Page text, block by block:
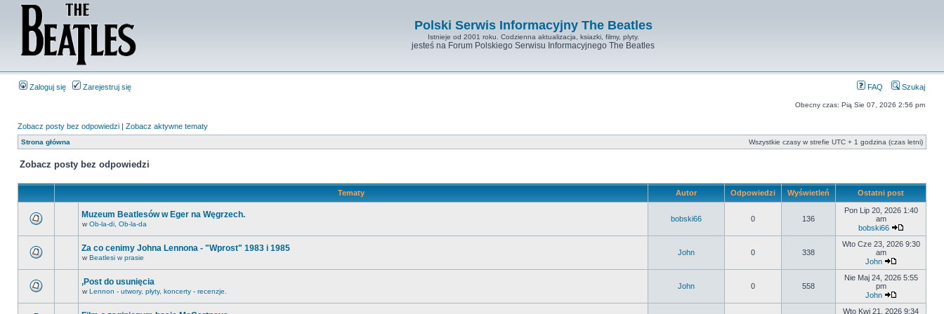
Polski Serwis Informacyjny The Beatles
Istnieje od 2001 roku. Codzienna aktualizacja, ksiazki, filmy, plyty.
jesteś na Forum Polskiego Serwisu Informacyjnego The Beatles
Zaloguj się Zarejestruj się FAQ Szukaj
Obecny czas: Pią Sie 07, 2026 2:56 pm
Zobacz posty bez odpowiedzi | Zobacz aktywne tematy
Strona główna Wszystkie czasy w strefie UTC + 1 godzina (czas letni)
Zobacz posty bez odpowiedzi
Tematy Autor Odpowiedzi Wyświetleń Ostatni post
Muzeum Beatlesów w Eger na Węgrzech.
w Ob-la-di, Ob-la-da
bobski66 0 136
Pon Lip 20, 2026 1:40
am
bobski66
Za co cenimy Johna Lennona - "Wprost" 1983 i 1985
w Beatlesi w prasie
John 0 338
Wto Cze 23, 2026 9:30
am
John
,Post do usunięcia
w Lennon - utwory, płyty, koncerty - recenzje.
John 0 558
Nie Maj 24, 2026 5:55
pm
John
Wto Kwi 21, 2026 9:34